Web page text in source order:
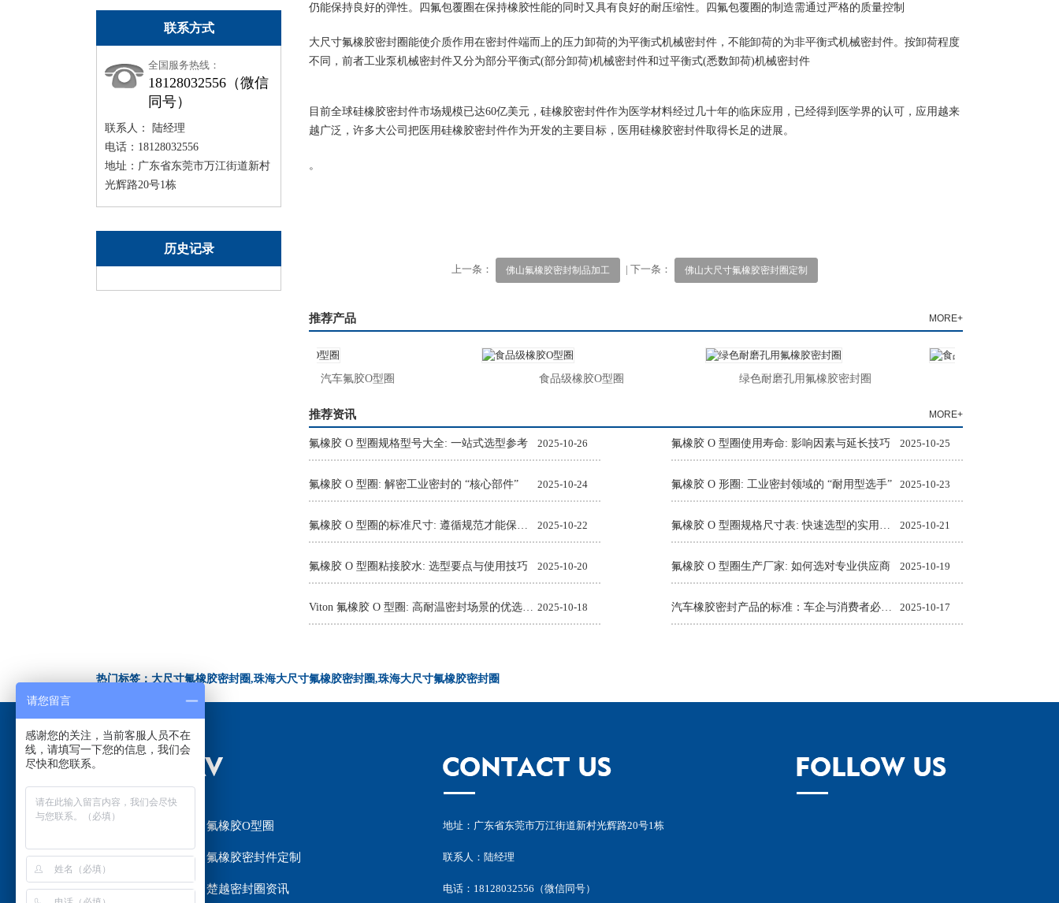
联系方式
全国服务热线：
18128032556（微信
同号）
联系人： 陆经理
电话：18128032556
地址：广东省东莞市万江街道新村
光辉路20号1栋
历史记录
仍能保持良好的弹性。四氟包覆圈在保持橡胶性能的同时又具有良好的耐压缩性。四氟包覆圈的制造需通过严格的质量控制
大尺寸氟橡胶密封圈能使介质作用在密封件端而上的压力卸荷的为平衡式机械密封件，不能卸荷的为非平衡式机械密封件。按卸荷程度
不同，前者工业泵机械密封件又分为部分平衡式(部分卸荷)机械密封件和过平衡式(悉数卸荷)机械密封件
目前全球硅橡胶密封件市场规模已达60亿美元，硅橡胶密封件作为医学材料经过几十年的临床应用，已经得到医学界的认可，应用越来
越广泛，许多大公司把医用硅橡胶密封件作为开发的主要目标，医用硅橡胶密封件取得长足的进展。
。
上一条： 佛山氟橡胶密封制品加工 | 下一条： 佛山大尺寸氟橡胶密封圈定制
推荐产品 MORE+
汽车氟胶O型圈 食品级橡胶O型圈 绿色耐磨孔用氟橡胶密封圈
推荐资讯 MORE+
氟橡胶 O 型圈规格型号大全: 一站式选型参考 2025-10-26 氟橡胶 O 型圈使用寿命: 影响因素与延长技巧 2025-10-25
氟橡胶 O 型圈: 解密工业密封的 “核心部件” 2025-10-24 氟橡胶 O 形圈: 工业密封领域的 “耐用型选手” 2025-10-23
氟橡胶 O 型圈的标准尺寸: 遵循规范才能保障密封效果 2025-10-22 氟橡胶 O 型圈规格尺寸表: 快速选型的实用工具 2025-10-21
氟橡胶 O 型圈粘接胶水: 选型要点与使用技巧 2025-10-20 氟橡胶 O 型圈生产厂家: 如何选对专业供应商 2025-10-19
Viton 氟橡胶 O 型圈: 高耐温密封场景的优选解决方案 2025-10-18 汽车橡胶密封产品的标准：车企与消费者必知的质量准则 2025-10-17
热门标签：大尺寸氟橡胶密封圈,珠海大尺寸氟橡胶密封圈,珠海大尺寸氟橡胶密封圈
氟橡胶O型圈
氟橡胶密封圈 氟橡胶密封件定制
楚越密封圈选材 楚越密封圈资讯
地址：广东省东莞市万江街道新村光辉路20号1栋
联系人：陆经理
电话：18128032556（微信同号）
请您留言
感谢您的关注，当前客服人员不在
线，请填写一下您的信息，我们会
尽快和您联系。